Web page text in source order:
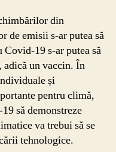
din
de emisii s-ar putea să
19 s-ar putea să
adică un vaccin. În
și
pentru climă,
să demonstreze
va trebui să se
tehnologice.